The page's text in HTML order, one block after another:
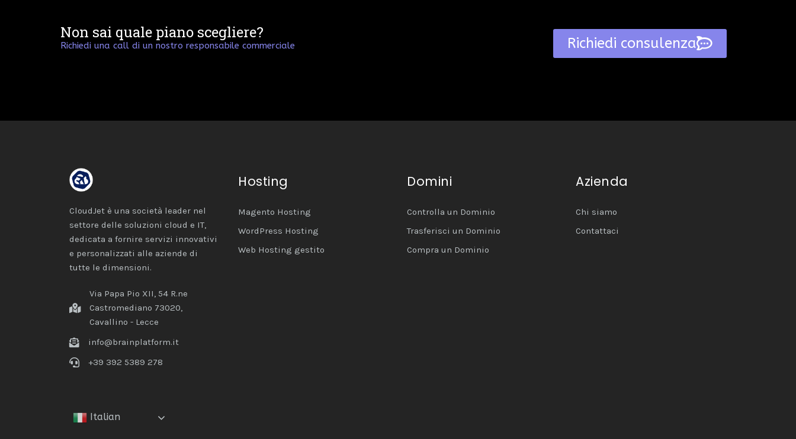
Non sai quale piano scegliere?
Richiedi una call di un nostro responsabile commerciale Richiedi consulenza
CloudJet è una società leader nel
settore delle soluzioni cloud e IT,
dedicata a fornire servizi innovativi
e personalizzati alle aziende di
tutte le dimensioni.
Via Papa Pio XII, 54 R.ne
Castromediano 73020,
Cavallino - Lecce
info@brainplatform.it
+39 392 5389 278
Italian
Hosting
Magento Hosting
WordPress Hosting
Web Hosting gestito
Domini
Controlla un Dominio
Trasferisci un Dominio
Compra un Dominio
Azienda
Chi siamo
Contattaci